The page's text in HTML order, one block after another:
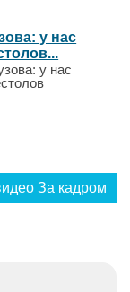
у нас
За кадром